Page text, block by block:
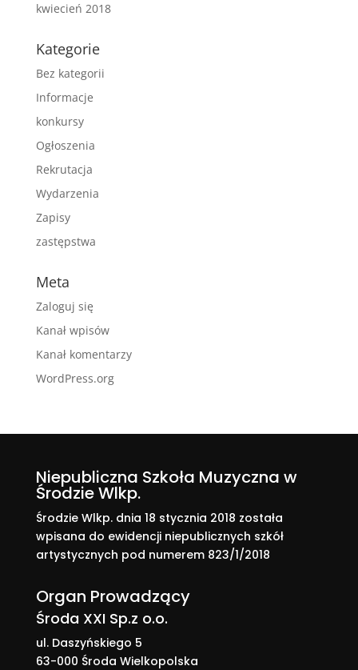
kwiecień 2018
Kategorie
Bez kategorii
Informacje
konkursy
Ogłoszenia
Rekrutacja
Wydarzenia
Zapisy
zastępstwa
Meta
Zaloguj się
Kanał wpisów
Kanał komentarzy
WordPress.org
Niepubliczna Szkoła Muzyczna w
Środzie Wlkp.
Środzie Wlkp. dnia 18 stycznia 2018 została
wpisana do ewidencji niepublicznych szkół
artystycznych pod numerem 823/1/2018
Organ Prowadzący
Środa XXI Sp.z o.o.
ul. Daszyńskiego 5
63-000 Środa Wielkopolska